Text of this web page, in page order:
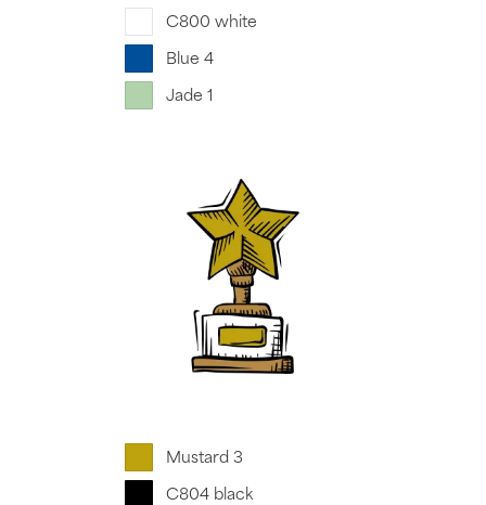
C800 white
Blue 4
Jade 1
Mustard 3
C804 black